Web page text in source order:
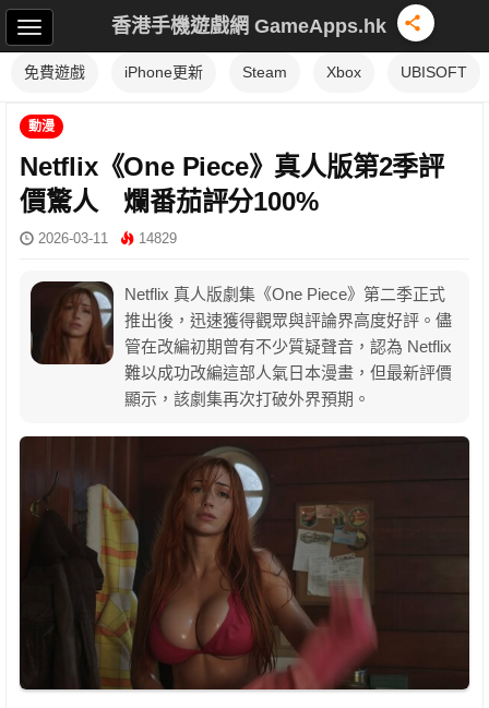
香港手機遊戲網 GameApps.hk
免費遊戲 iPhone更新 Steam Xbox UBISOFT
動漫
Netflix《One Piece》真人版第2季評
價驚人 爛番茄評分100%
2026-03-11 14829
Netflix 真人版劇集《One Piece》第二季正式
推出後，迅速獲得觀眾與評論界高度好評。儘
管在改編初期曾有不少質疑聲音，認為 Netflix
難以成功改編這部人氣日本漫畫，但最新評價
顯示，該劇集再次打破外界預期。